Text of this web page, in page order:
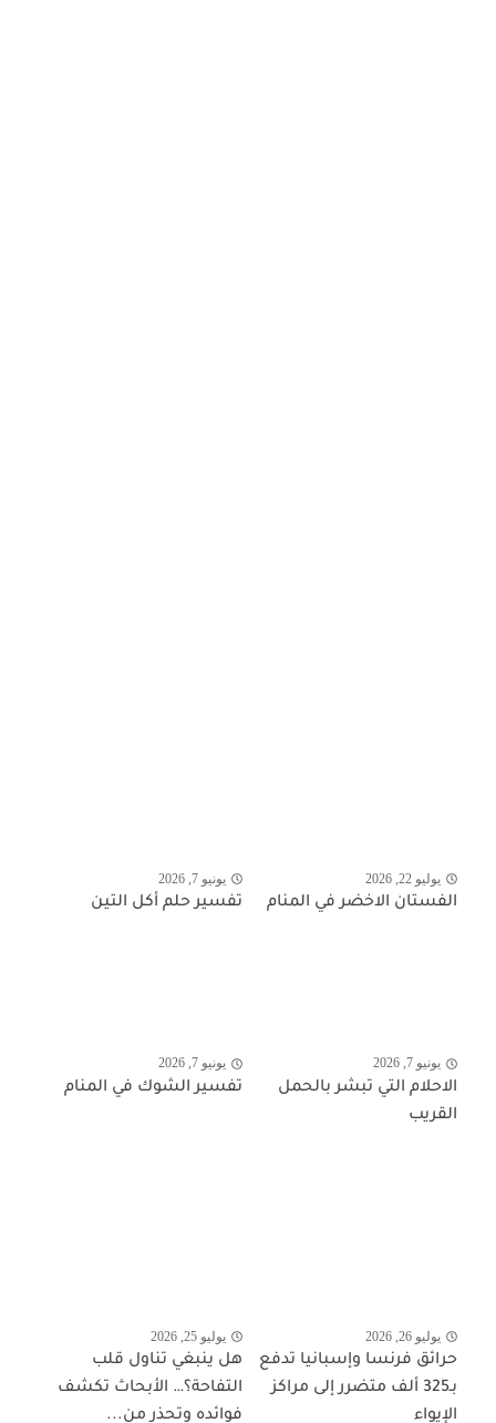
يوليو 22, 2026
الفستان الاخضر في المنام
يونيو 7, 2026
تفسير حلم أكل التين
يونيو 7, 2026
الاحلام التي تبشر بالحمل
القريب
يونيو 7, 2026
تفسير الشوك في المنام
يوليو 26, 2026
حرائق فرنسا وإسبانيا تدفع
بـ325 ألف متضرر إلى مراكز
الإيواء
يوليو 25, 2026
هل ينبغي تناول قلب
التفاحة؟… الأبحاث تكشف
فوائده وتحذر من...